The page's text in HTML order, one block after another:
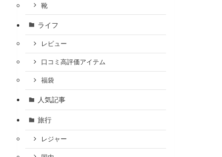
靴
ライフ
レビュー
口コミ高評価アイテム
福袋
人気記事
旅行
レジャー